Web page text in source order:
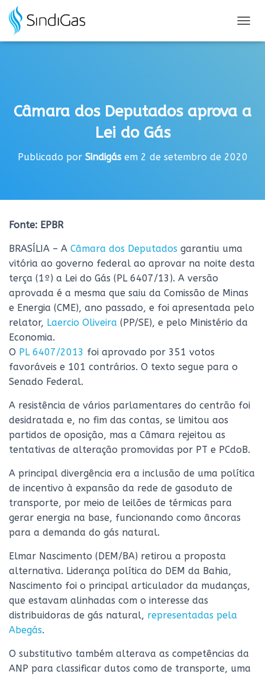
for:
L
R
E
Ã
Câmara dos Deputados aprova a
Lei do Gás
Publicado por Sindigásem 2 de setembro de 2020
Fonte: EPBR
BRASÍLIA – A Câmara dos Deputados garantiu uma
vitória ao governo federal ao aprovar na noite desta
terça (1º) a Lei do Gás (PL 6407/13). A versão
aprovada é a mesma que saiu da Comissão de Minas
e Energia (CME), ano passado, e foi apresentada pelo
relator, Laercio Oliveira (PP/SE), e pelo Ministério da
Economia.
O PL 6407/2013 foi aprovado por 351 votos
favoráveis e 101 contrários. O texto segue para o
Senado Federal.
A resistência de vários parlamentares do centrão foi
desidratada e, no fim das contas, se limitou aos
partidos de oposição, mas a Câmara rejeitou as
tentativas de alteração promovidas por PT e PCdoB.
A principal divergência era a inclusão de uma política
de incentivo à expansão da rede de gasoduto de
transporte, por meio de leilões de térmicas para
gerar energia na base, funcionando como âncoras
para a demanda do gás natural.
Elmar Nascimento (DEM/BA) retirou a proposta
alternativa. Liderança política do DEM da Bahia,
Nascimento foi o principal articulador da mudanças,
que estavam alinhadas com o interesse das
distribuidoras de gás natural, representadas pela
Abegás.
O substitutivo também alterava as competências da
ANP para classificar dutos como de transporte, uma